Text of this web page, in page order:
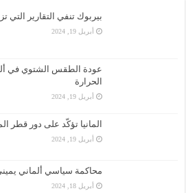
بيربوك تنفي التقارير التي
أبريل 19, 2024
عودة الطقس الشتوي في
الحرارة
أبريل 19, 2024
المانيا تؤكّد على دور
أبريل 19, 2024
محاكمة سياسي ألماني
أبريل 18, 2024